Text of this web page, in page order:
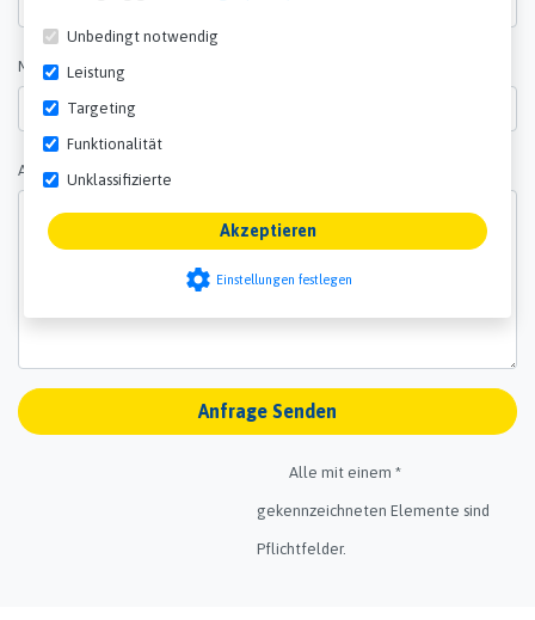
Menge*
Anmerkungen*
Anfrage Senden
Alle mit einem *
gekennzeichneten Elemente sind
Pflichtfelder.
Unbedingt notwendig
Leistung
Targeting
Funktionalität
Unklassifizierte
Akzeptieren
settings Einstellungen festlegen